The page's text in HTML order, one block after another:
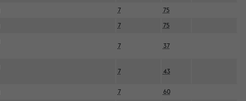
7
75
7 75
7 37
7 43
7 60